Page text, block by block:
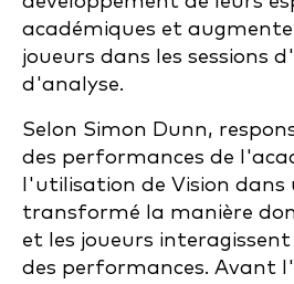
académiques et
joueurs dans les sessions
d'analyse.
Selon Simon Dunn,
des performances de
l'utilisation de Vision
transformé la manière
et les joueurs
des performances. Avant